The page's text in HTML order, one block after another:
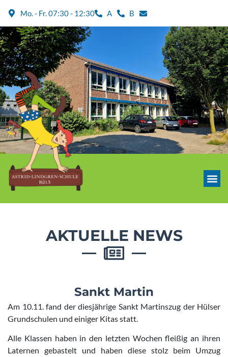
Mo. - Fr. 07:30 - 12:30 A B
AKTUELLE NEWS
Sankt Martin
Am 10.11. fand der diesjährige Sankt Martinszug der Hülser
Grundschulen und einiger Kitas statt.
Alle Klassen haben in den letzten Wochen fleißig an ihren
Laternen gebastelt und haben diese stolz beim Umzug